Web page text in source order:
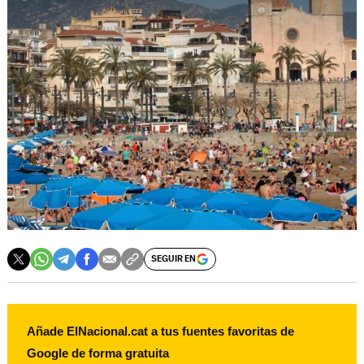
SEGUIR EN
Añade ElNacional.cat a tus fuentes favoritas de
Google de forma gratuita